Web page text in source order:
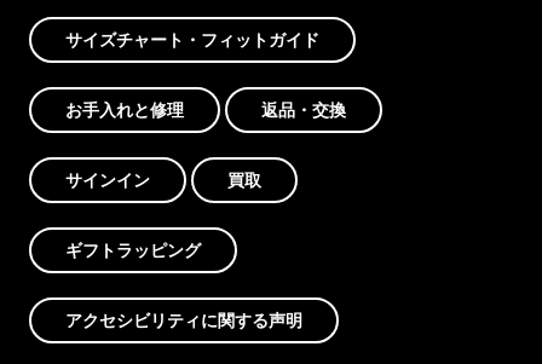
サイズチャート・フィットガイド
お手入れと修理 返品・交換
サインイン 買取
ギフトラッピング
アクセシビリティに関する声明